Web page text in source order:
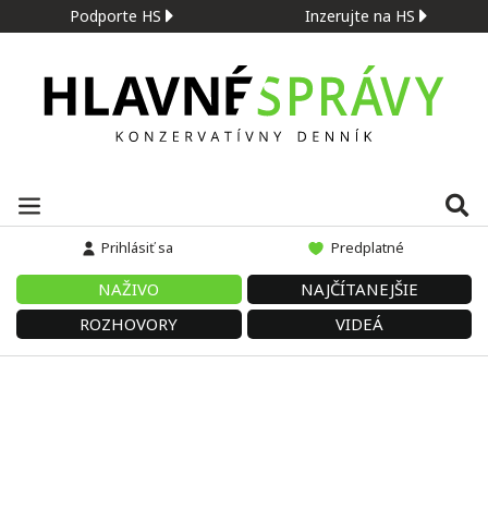
Podporte HS Inzerujte na HS
Prihlásiť sa Predplatné
NAŽIVO
NAJČÍTANEJŠIE
ROZHOVORY
VIDEÁ